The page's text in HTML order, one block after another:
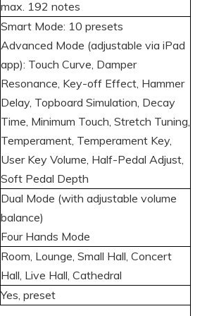
max. 192 notes
Smart Mode: 10 presets
Advanced Mode (adjustable via iPad
app): Touch Curve, Damper
Resonance, Key-off Effect, Hammer
Delay, Topboard Simulation, Decay
Time, Minimum Touch, Stretch Tuning,
Temperament, Temperament Key,
User Key Volume, Half-Pedal Adjust,
Soft Pedal Depth
Dual Mode (with adjustable volume
balance)
Four Hands Mode
Room, Lounge, Small Hall, Concert
Hall, Live Hall, Cathedral
Yes, preset